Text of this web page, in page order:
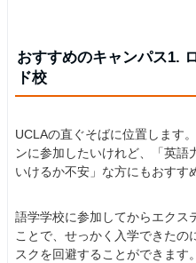
おすすめのキャンパス1.
ド校
UCLAの直ぐそばに位置します
ンに参加したいけれど、「英語
いけるか不安」な方にもおすす
語学学校に参加してからエクス
ことで、せっかく入学できた
スクを回避することができます。